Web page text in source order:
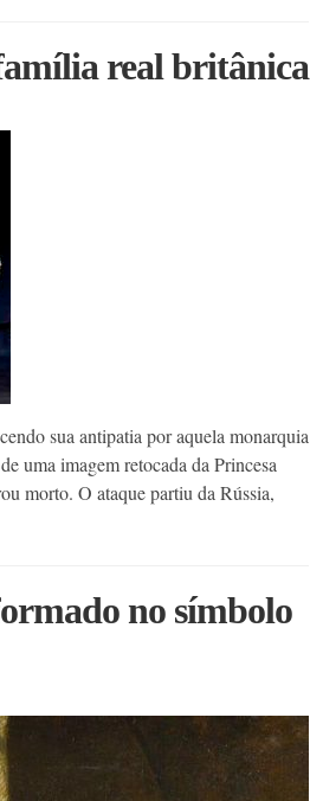
real britânica
sua antipatia por aquela monarquia
uma imagem retocada da Princesa
morto. O ataque partiu da Rússia,
no símbolo